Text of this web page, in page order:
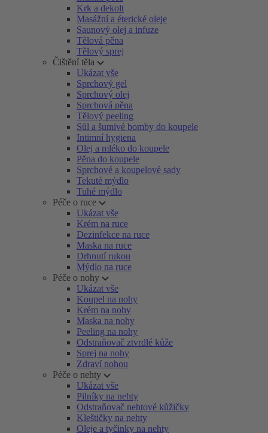
Krk a dekolt
Masážní a éterické oleje
Saunový olej a infuze
Tělová pěna
Tělový sprej
Čištění těla
Ukázat vše
Sprchový gel
Sprchový olej
Sprchová pěna
Tělový peeling
Sůl a šumivé bomby do koupele
Intimní hygiena
Olej a mléko do koupele
Pěna do koupele
Sprchové a koupelové sady
Tekuté mýdlo
Tuhé mýdlo
Péče o ruce
Ukázat vše
Krém na ruce
Dezinfekce na ruce
Maska na ruce
Drhnutí rukou
Mýdlo na ruce
Péče o nohy
Ukázat vše
Koupel na nohy
Krém na nohy
Maska na nohy
Peeling na nohy
Odstraňovač ztvrdlé kůže
Sprej na nohy
Zdraví nohou
Péče o nehty
Ukázat vše
Pilníky na nehty
Odstraňovač nehtové kůžičky
Kleštičky na nehty
Oleje a tyčinky na nehty